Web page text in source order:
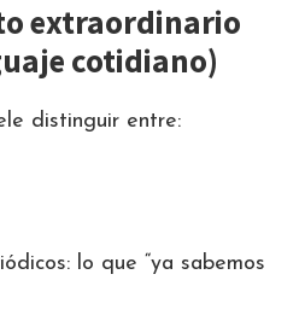
extraordinario
cotidiano)
distinguir entre:
lo que “ya sabemos